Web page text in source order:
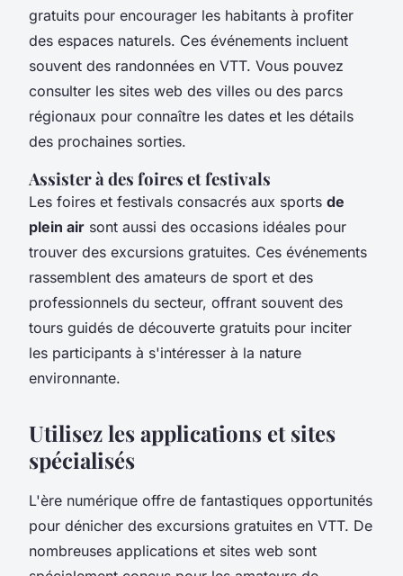
gratuits pour encourager les habitants à profiter
des espaces naturels. Ces événements incluent
souvent des randonnées en VTT. Vous pouvez
consulter les sites web des villes ou des parcs
régionaux pour connaître les dates et les détails
des prochaines sorties.
Assister à des foires et festivals
Les foires et festivals consacrés aux sports de
plein air sont aussi des occasions idéales pour
trouver des excursions gratuites. Ces événements
rassemblent des amateurs de sport et des
professionnels du secteur, offrant souvent des
tours guidés de découverte gratuits pour inciter
les participants à s'intéresser à la nature
environnante.
Utilisez les applications et sites
spécialisés
L'ère numérique offre de fantastiques opportunités
pour dénicher des excursions gratuites en VTT. De
nombreuses applications et sites web sont